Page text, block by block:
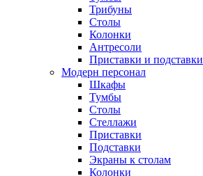
Трибуны
Столы
Колонки
Антресоли
Приставки и подставки
Модерн персонал
Шкафы
Тумбы
Столы
Стеллажи
Приставки
Подставки
Экраны к столам
Колонки